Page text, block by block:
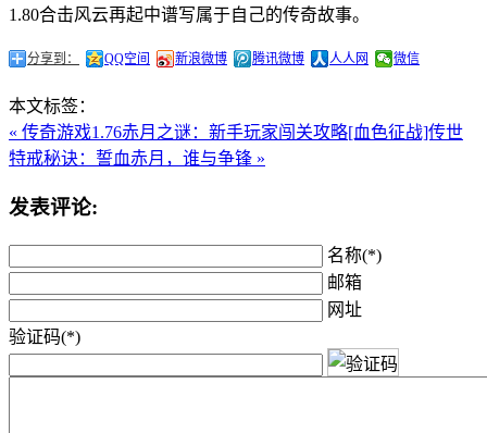
1.80合击风云再起中谱写属于自己的传奇故事。
分享到： QQ空间 新浪微博 腾讯微博 人人网 微信
本文标签：
« 传奇游戏1.76赤月之谜：新手玩家闯关攻略[血色征战]传世
特戒秘诀：誓血赤月，谁与争锋 »
发表评论:
名称(*)
邮箱
网址
验证码(*)